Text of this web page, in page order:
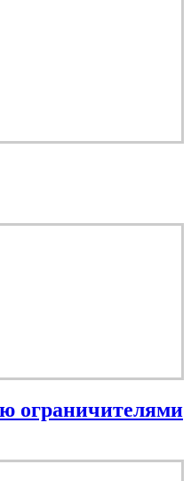
ограничителями